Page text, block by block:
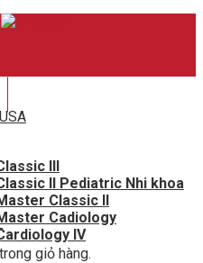
giỏ hàng.
III
II Pediatric Nhi khoa
Classic II
Cadiology
IV